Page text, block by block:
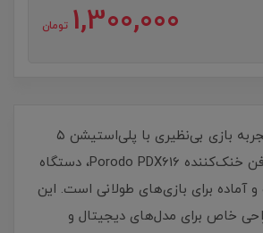
1,300,000 تومان
آیا دوست دارید تجربه بازی بی‌نظیری با پلی‌استیشن ۵
داشته باشید؟ با فن خنک‌کننده Porodo PDX616، دستگاه
برای بازی‌های طولانی است. این
خاص برای مدل‌های دیجیتال و